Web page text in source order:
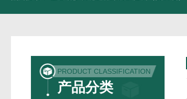
PRODUCT CLASSIFICATION
产品分类